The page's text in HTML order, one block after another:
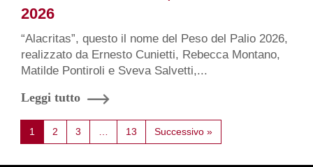
2026
“Alacritas”, questo il nome del Peso del Palio 2026,
realizzato da Ernesto Cunietti, Rebecca Montano,
Matilde Pontiroli e Sveva Salvetti,...
Leggi tutto
1 2 3 13 Successivo »